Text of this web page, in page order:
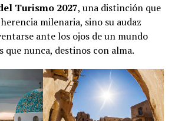
Turismo 2027, una distinción que
milenaria, sino su audaz
ante los ojos de un mundo
que nunca, destinos con alma.